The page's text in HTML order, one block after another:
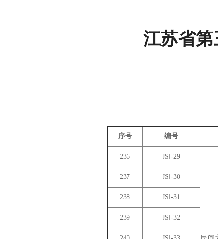
江苏省
序号 编号
236 JSⅠ-29
237 JSⅠ-30
238 JSⅠ-31
239 JSⅠ-32